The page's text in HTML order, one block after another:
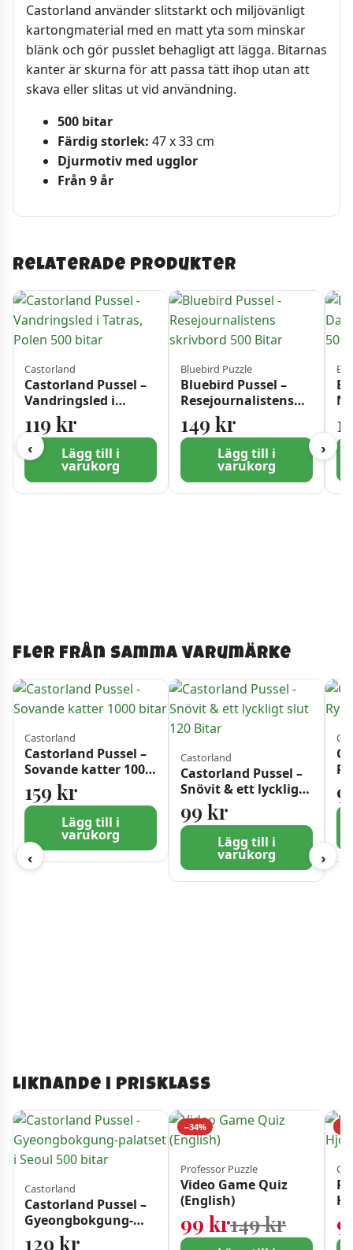
Castorland använder slitstarkt och miljövänligt
kartongmaterial med en matt yta som minskar
blänk och gör pusslet behagligt att lägga. Bitarnas
kanter är skurna för att passa tätt ihop utan att
skava eller slitas ut vid användning.
500 bitar
Färdig storlek: 47 x 33 cm
Djurmotiv med ugglor
Från 9 år
Relaterade produkter
‹
Castorland
Castorland Pussel –
Vandringsled i
Tatras, Polen 500
bitar
119 kr
Lägg till i
varukorg
Bluebird Puzzle
Bluebird Pussel –
Resejournalistens
skrivbord 500 Bitar
149 kr
Lägg till i
varukorg
›
Fler från samma varumärke
‹
Castorland
Castorland Pussel –
Sovande katter 1000
bitar
159 kr
Lägg till i
varukorg
Castorland
Castorland Pussel –
Snövit & ett lyckligt
slut 120 Bitar
99 kr
Lägg till i
varukorg ›
Liknande i prisklass
Castorland
Castorland Pussel –
Gyeongbokgung-
palatset i Seoul 500
129 kr
−34%
Professor Puzzle
Video Game Quiz
(English)
149krDet
99 kr Det